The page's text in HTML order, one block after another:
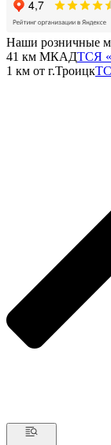
Наши розничные
41 км МКАДТСЯ
1 км от г.Троицк